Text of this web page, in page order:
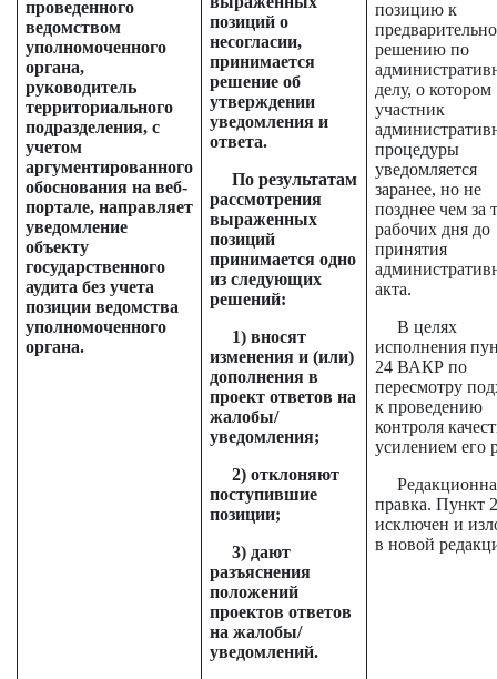
проведенного
ведомством
уполномоченного
органа,
руководитель
территориального
подразделения, с
учетом
аргументированного
обоснования на веб-
портале, направляет
уведомление
объекту
государственного
аудита без учета
позиции ведомства
уполномоченного
органа.
позиций о
несогласии,
принимается
решение об
утверждении
уведомления и
ответа.
По результатам
рассмотрения
выраженных
позиций
принимается одно
из следующих
решений:
1) вносят
изменения и (или)
дополнения в
проект ответов на
жалобы/
уведомления;
2) отклоняют
поступившие
позиции;
3) дают
разъяснения
положений
проектов ответов
на жалобы/
уведомлений.
позицию к
решению по
делу, о котором
участник
процедуры
уведомляется
заранее, но не
позднее чем за
рабочих дня до
принятия
акта.
В целях
исполнения
24 ВАКР по
пересмотру
к проведению
контроля
усилением его
правка. Пункт
исключен и
в новой